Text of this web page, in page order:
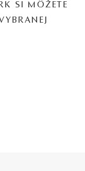
SI MÔŽETE